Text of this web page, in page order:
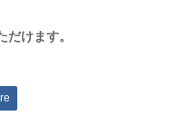
だけます。